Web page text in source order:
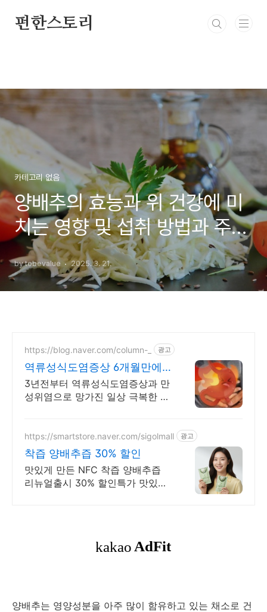
펀한스토리
카테고리 없음
양배추의 효능과 위 건강에 미
치는 영향 및 섭취 방법과 주의
사항
by tobevalue 2025. 3. 21.
https://blog.naver.com/column-_ 광고
역류성식도염증상 6개월만에
해결한 방법 공유합니다.
3년전부터 역류성식도염증상과 만
성위염으로 망가진 일상 극복한 방
https://smartstore.naver.com/sigolmall 광고
착즙 양배추즙 30% 할인
맛있게 만든 NFC 착즙 양배추즙
리뉴얼출시 30% 할인특가 맛있게
양배추는 영양성분을 아주 많이 함유하고 있는 채소로 건